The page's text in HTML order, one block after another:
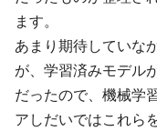
ます。
あまり期待していな
が、学習済みモデル
だったので、機械学
アしだいではこれら